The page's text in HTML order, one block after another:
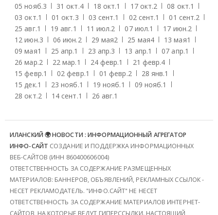
05 нояб.3 31 окт.4 18 окт.1 17 окт.2 08 окт.1
03 окт.1 01 окт.3 03 сент.1 02 сент.1 01 сент.2
25 авг.1 19 авг.1 11 июл.2 07 июл.1 17 июн.2
12 июн.3 06 июн.2 29 мая2 25 мая4 13 мая1
09 мая1 25 апр.1 23 апр.3 13 апр.1 07 апр.1
26 мар.2 22 мар.1 24 февр.1 21 февр.4
15 февр.1 02 февр.1 01 февр.2 28 янв.1
15 дек.1 23 нояб.1 19 нояб.1 09 нояб.1
28 окт.2 14 сент.1 26 авг.1
ИЛАНСКИЙ 🌍 НОВОСТИ : ИНФОРМАЦИОННЫЙ АГРЕГАТОР
ИНФО-САЙТ СОЗДАНИЕ И ПОДДЕРЖКА ИНФОРМАЦИОННЫХ
ВЕБ-САЙТОВ (ИНН 860400606004)
ОТВЕТСТВЕННОСТЬ ЗА СОДЕРЖАНИЕ РАЗМЕЩЕННЫХ
МАТЕРИАЛОВ: БАННЕРОВ, ОБЪЯВЛЕНИЙ, РЕКЛАМНЫХ ССЫЛОК -
НЕСЕТ РЕКЛАМОДАТЕЛЬ. "ИНФО.САЙТ" НЕ НЕСЕТ
ОТВЕТСТВЕННОСТЬ ЗА СОДЕРЖАНИЕ МАТЕРИАЛОВ ИНТЕРНЕТ-
САЙТОВ, НА КОТОРЫЕ ВЕДУТ ГИПЕРССЫЛКИ. НАСТОЯЩИЙ